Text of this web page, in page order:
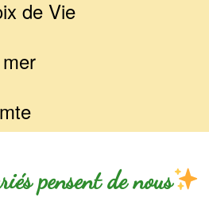
de Vie
pensent de nous